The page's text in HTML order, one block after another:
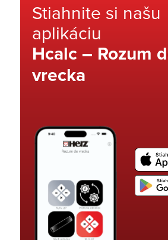
Stiahnite si našu
aplikáciu
Hcalc – Rozum
vrecka